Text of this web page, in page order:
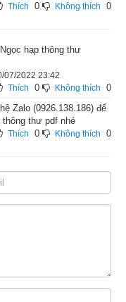
Thích 0 Không thích 0
hạp thông thư
Thích 0 Không thích 0
07/2022 23:42
Zalo (0926.138.186) để
thông thư pdf nhé
Thích 0 Không thích 0